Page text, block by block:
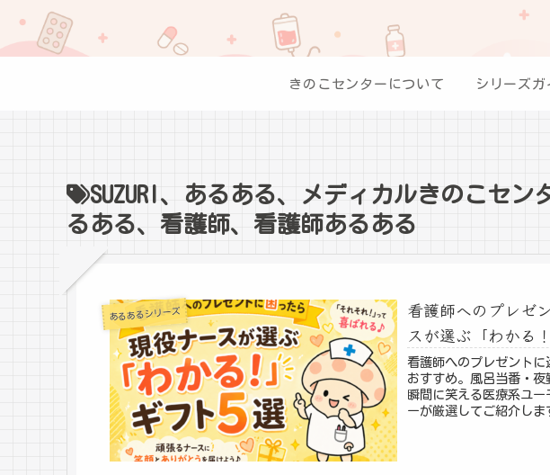
きのこセンターについて シリーズガ
SUZURI、あるある、メディカルきのこセン
るある、看護師、看護師あるある
あるあるシリーズ
看護師へのプレゼ
スが選ぶ「わかる
看護師へのプレゼント
おすすめ。風呂当番・
瞬間に笑える医療系ユ
ーが厳選してご紹介しま